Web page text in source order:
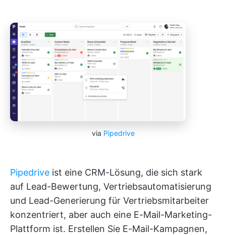
via Pipedrive
Pipedrive ist eine CRM-Lösung, die sich stark
auf Lead-Bewertung, Vertriebsautomatisierung
und Lead-Generierung für Vertriebsmitarbeiter
konzentriert, aber auch eine E-Mail-Marketing-
Plattform ist. Erstellen Sie E-Mail-Kampagnen,